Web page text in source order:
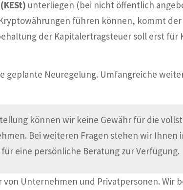
unterliegen (bei nicht öffentlich
führen können, kommt
der Kapitalertragsteuer soll erst
geplante Neuregelung. Umfangreiche
können wir keine Gewähr für die
Bei weiteren Fragen stehen wir Ihnen
eine persönliche Beratung zur Verfügung.
Unternehmen und Privatpersonen. Wir